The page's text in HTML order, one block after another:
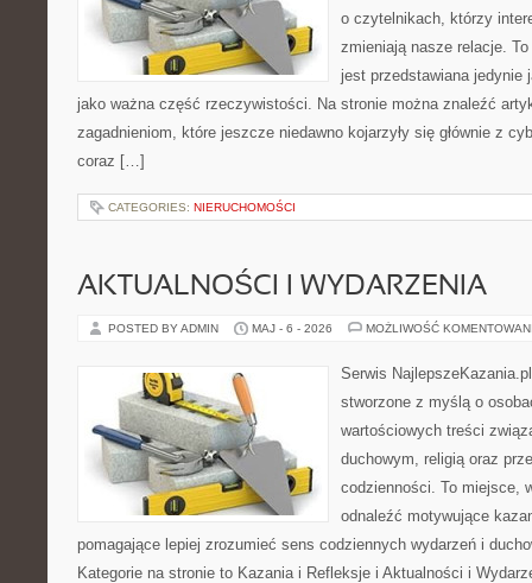
o czytelnikach, którzy
zmieniają nasze relacje.
jest przedstawiana jedynie
jako ważna część rzeczywistości. Na stronie można znaleźć
zagadnieniom, które jeszcze niedawno kojarzyły się głównie z
coraz […]
CATEGORIES: NIERUCHOMOŚCI
AKTUALNOŚCI I WYDARZENIA
POSTED BY ADMIN MAJ - 6 - 2026 MOŻLIWOŚĆ
Serwis
stworzone z myślą o
wartościowych treści
duchowym, religią oraz
codzienności. To miejsce,
odnaleźć motywujące
pomagające lepiej zrozumieć sens codziennych wydarzeń i
Kategorie na stronie to Kazania i Refleksje i Aktualności i